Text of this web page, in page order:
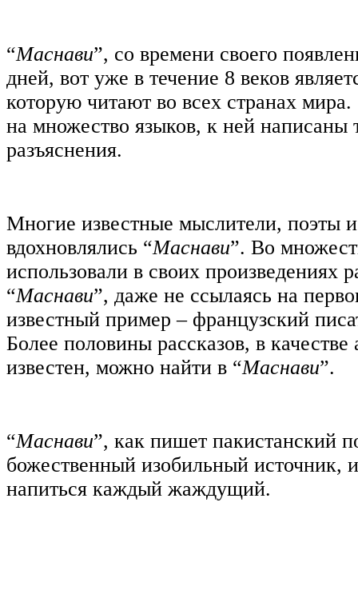
“Маснави”, со времени своего
дней, вот уже в течение 8 веков
которую читают во всех странах
на множество языков, к ней написаны
разъяснения.
Многие известные мыслители, поэты
вдохновлялись “Маснави”. Во
использовали в своих произведениях
“Маснави”, даже не ссылаясь на
известный пример – французский
Более половины рассказов, в качестве
известен, можно найти в “Маснави”.
“Маснави”, как пишет пакистанский
божественный изобильный источник,
напиться каждый жаждущий.